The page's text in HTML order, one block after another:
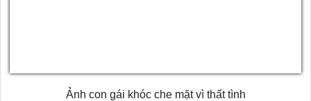
Ảnh con gái khóc che mặt vì thất tình